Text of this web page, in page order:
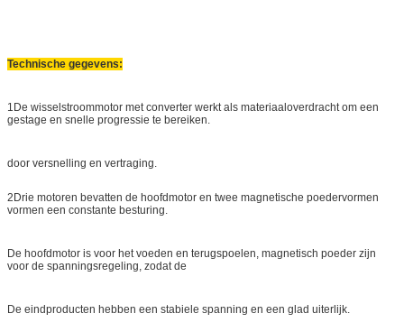
Technische gegevens:
1De wisselstroommotor met converter werkt als materiaaloverdracht om een
gestage en snelle progressie te bereiken.
door versnelling en vertraging.
2Drie motoren bevatten de hoofdmotor en twee magnetische poedervormen
vormen een constante besturing.
De hoofdmotor is voor het voeden en terugspoelen, magnetisch poeder zijn
voor de spanningsregeling, zodat de
De eindproducten hebben een stabiele spanning en een glad uiterlijk.